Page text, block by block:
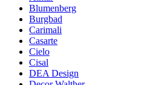
Blumenberg
Burgbad
Carimali
Casarte
Cielo
Cisal
DEA Design